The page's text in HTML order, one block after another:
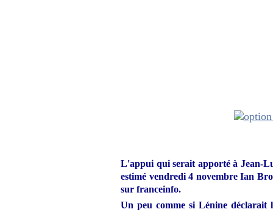
L'appui qui serait apporté à Jean-
estimé vendredi 4 novembre Ian
sur franceinfo.
Un peu comme si Lénine déclarait